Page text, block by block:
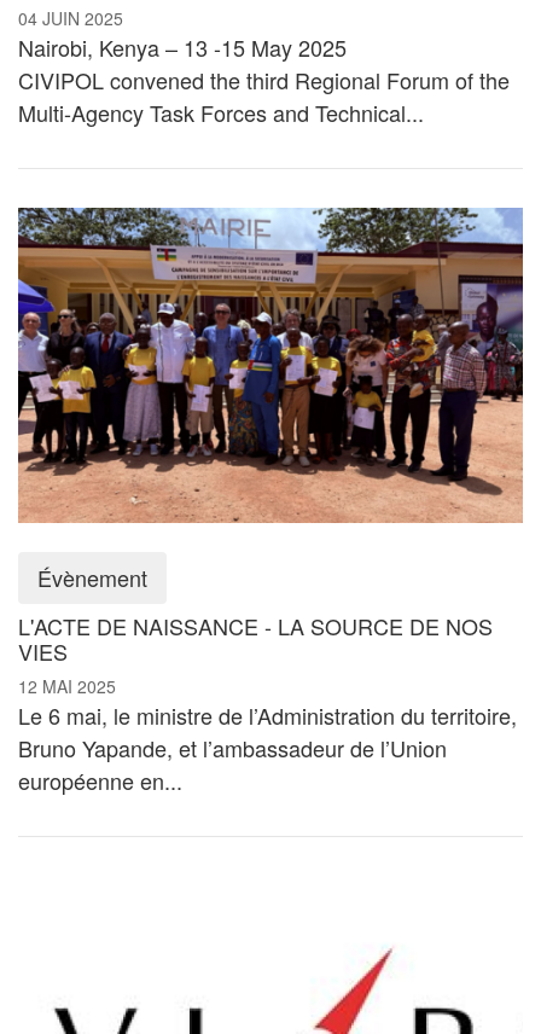
04 JUIN 2025
Nairobi, Kenya – 13 -15 May 2025
CIVIPOL convened the third Regional Forum of the
Multi-Agency Task Forces and Technical...
Évènement
L'ACTE DE NAISSANCE - LA SOURCE DE NOS
VIES
12 MAI 2025
Le 6 mai, le ministre de l’Administration du territoire,
Bruno Yapande, et l’ambassadeur de l’Union
européenne en...